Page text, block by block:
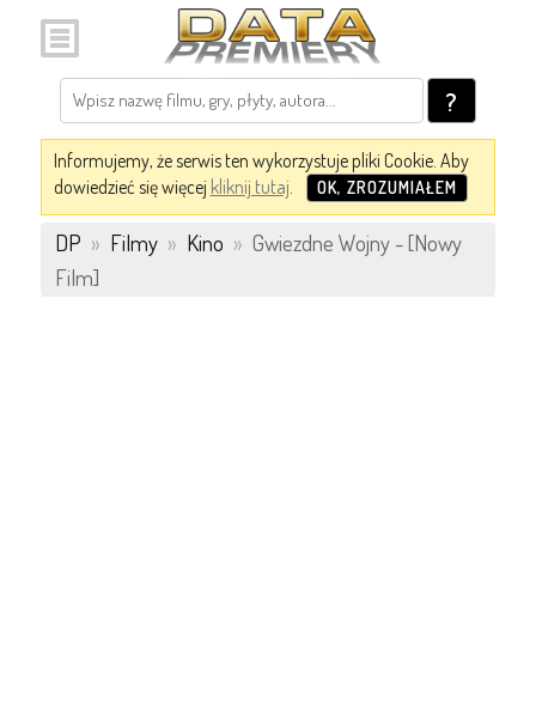
?
Informujemy, że serwis ten wykorzystuje pliki Cookie. Aby
dowiedzieć się więcej kliknij tutaj. OK, ZROZUMIAŁEM
DP » Filmy » Kino » Gwiezdne Wojny - [Nowy
Film]